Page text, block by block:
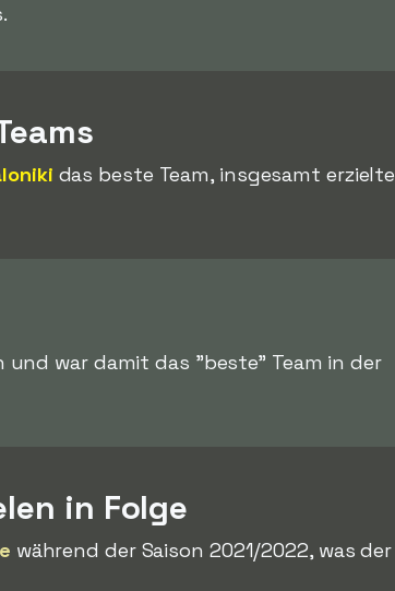
das beste Team, insgesamt erzielte
und war damit das "beste" Team in der
in Folge
während der Saison 2021/2022, was der